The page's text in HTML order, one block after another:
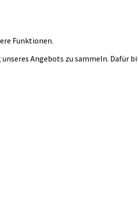
Funktionen.
Angebots zu sammeln. Dafür